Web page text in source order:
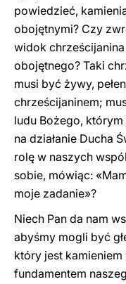
powiedzieć,
obojętnymi? Czy
widok
obojętnego? Taki
musi być żywy,
chrześcijaninem;
ludu Bożego, którym
na działanie Ducha
rolę w naszych
sobie, mówiąc:
moje zadanie»?
Niech Pan da nam
abyśmy mogli być
który jest
fundamentem